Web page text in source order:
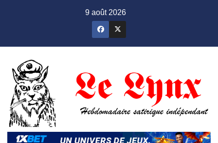
9 août 2026